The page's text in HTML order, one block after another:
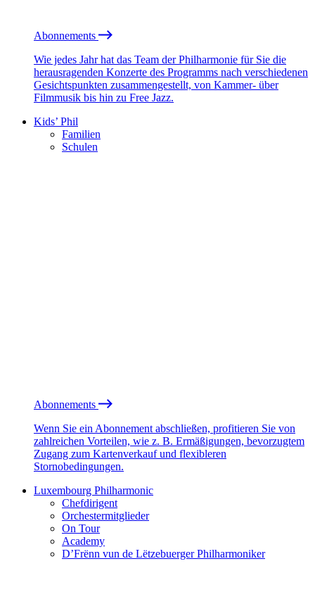
Abonnements
Wie jedes Jahr hat das Team der Philharmonie für Sie die
herausragenden Konzerte des Programms nach verschiedenen
Gesichtspunkten zusammengestellt, von Kammer- über
Filmmusik bis hin zu Free Jazz.
Kids’ Phil
Familien
Schulen
Abonnements
Wenn Sie ein Abonnement abschließen, profitieren Sie von
zahlreichen Vorteilen, wie z. B. Ermäßigungen, bevorzugtem
Zugang zum Kartenverkauf und flexibleren
Stornobedingungen.
Luxembourg Philharmonic
Chefdirigent
Orchestermitglieder
On Tour
Academy
D’Frënn vun de Lëtzebuerger Philharmoniker